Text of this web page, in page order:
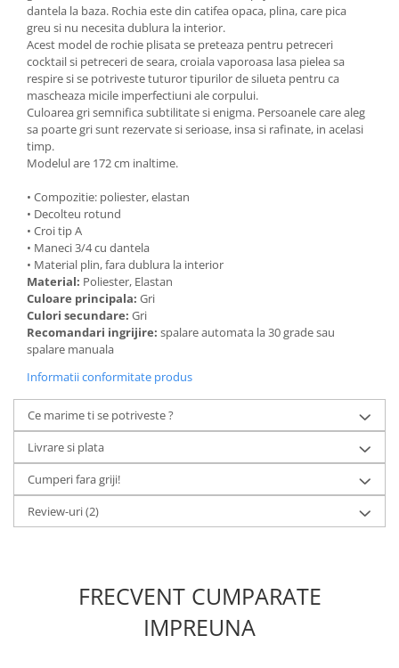
dantela la baza. Rochia este din catifea opaca, plina, care pica
greu si nu necesita dublura la interior.
Acest model de rochie plisata se preteaza pentru petreceri
cocktail si petreceri de seara, croiala vaporoasa lasa pielea sa
respire si se potriveste tuturor tipurilor de silueta pentru ca
mascheaza micile imperfectiuni ale corpului.
Culoarea gri semnifica subtilitate si enigma. Persoanele care aleg
sa poarte gri sunt rezervate si serioase, insa si rafinate, in acelasi
timp.
Modelul are 172 cm inaltime.
• Compozitie: poliester, elastan
• Decolteu rotund
• Croi tip A
• Maneci 3/4 cu dantela
• Material plin, fara dublura la interior
Material: Poliester, Elastan
Culoare principala: Gri
Culori secundare: Gri
Recomandari ingrijire: spalare automata la 30 grade sau
spalare manuala
Informatii conformitate produs
Ce marime ti se potriveste ?
Livrare si plata
Cumperi fara griji!
Review-uri(2)
FRECVENT CUMPARATE
IMPREUNA